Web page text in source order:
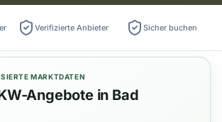
Verifizierte Anbieter Sicher buchen
MARKTDATEN
Angebote in Bad